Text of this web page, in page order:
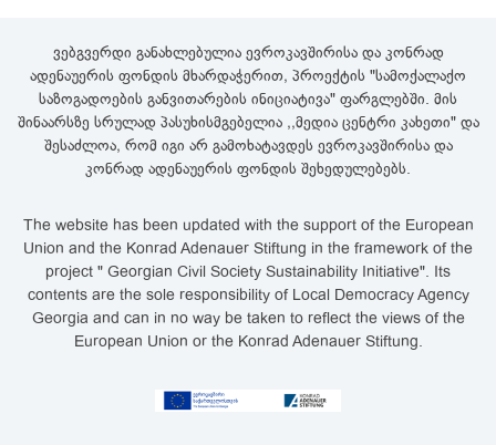
ვებგვერდი განახლებულია ევროკავშირისა და კონრად
ადენაუერის ფონდის მხარდაჭერით, პროექტის "სამოქალაქო
საზოგადოების განვითარების ინიციატივა" ფარგლებში. მის
შინაარსზე სრულად პასუხისმგებელია ,,მედია ცენტრი კახეთი" და
შესაძლოა, რომ იგი არ გამოხატავდეს ევროკავშირისა და
კონრად ადენაუერის ფონდის შეხედულებებს.
The website has been updated with the support of the European
Union and the Konrad Adenauer Stiftung in the framework of the
project " Georgian Civil Society Sustainability Initiative". Its
contents are the sole responsibility of Local Democracy Agency
Georgia and can in no way be taken to reflect the views of the
European Union or the Konrad Adenauer Stiftung.